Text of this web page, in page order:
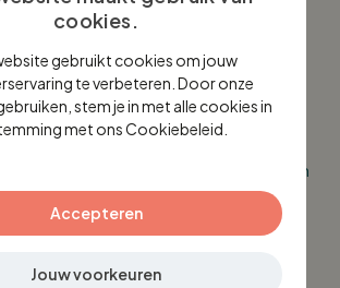
hebben een lage instap, dus je stapt
en uit.
en licht van gewicht, ideaal voor
of balkon;
tafelblad en de zittingen betekent geen
je je aan kunt bezeren;
zitten? Kijk dan eens bij onze
ENGLISH
GERMAN
cookies.
gebruikt cookies om jouw
te verbeteren. Door onze
stem je in met alle cookies in
met ons Cookiebeleid.
Accepteren
Jouw voorkeuren